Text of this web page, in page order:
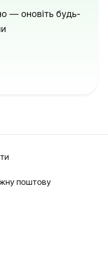
— оновіть будь-
поштову